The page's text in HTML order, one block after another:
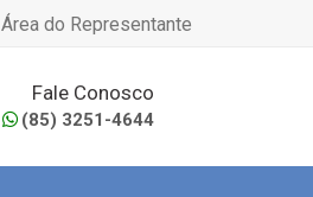
Área do Representante
Fale Conosco
(85) 3251-4644